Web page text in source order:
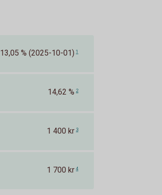
13,05 % (2025-10-01) 1
14,62 % 2
1 400 kr 3
1 700 kr 4